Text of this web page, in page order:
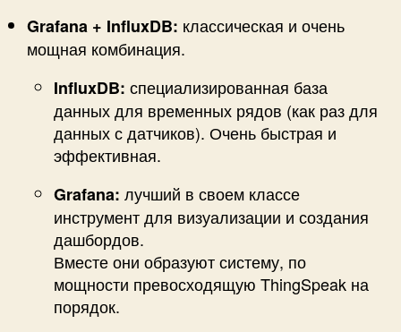
Grafana + InfluxDB: классическая и очень
мощная комбинация.
InfluxDB: специализированная база
данных для временных рядов (как раз для
данных с датчиков). Очень быстрая и
эффективная.
Grafana: лучший в своем классе
инструмент для визуализации и создания
дашбордов.
Вместе они образуют систему, по
мощности превосходящую ThingSpeak на
порядок.